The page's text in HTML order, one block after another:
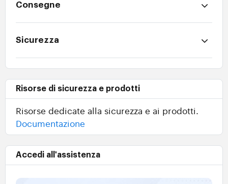
Consegne
Sicurezza
Risorse di sicurezza e prodotti
Risorse dedicate alla sicurezza e ai prodotti.
Documentazione
Accedi all'assistenza